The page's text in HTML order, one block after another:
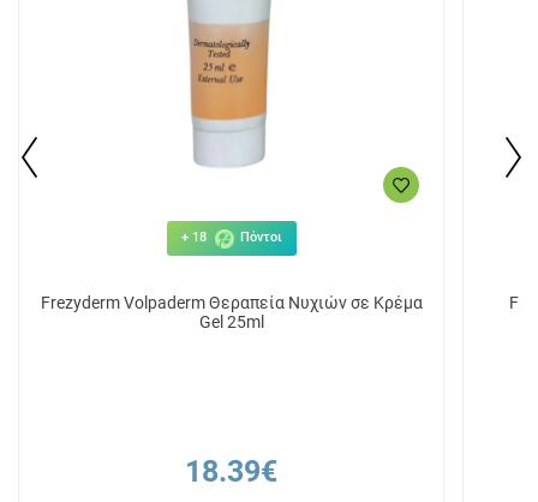
+ 18 Πόντοι
Frezyderm Volpaderm Θεραπεία Νυχιών σε Κρέμα
Gel 25ml
18.39€